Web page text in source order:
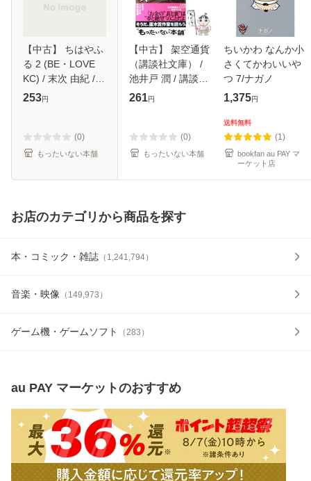
【中古】 ちはやふ
る 2 (BE・LOVE
KC) / 末次 由紀 /
講談社 [コミック]
253円
(0)
もったいない本舗
【中古】 架空通貨
（講談社文庫） /
池井戸 潤 / 講談社
[文庫]【メール便送
261円
(0)
もったいない本舗
ちいかわ なんか小
さくてかわいいや
つ 7/ナガノ
1,375円
送料無料
(1)
bookfan au PAY マ
ーケット店
お店のカテゴリから商品を探す
本・コミック・雑誌 （ 1,241,794）
音楽・映像 （ 149,973 ）
ゲーム機・ゲームソフト （283 ）
au PAY マーケットのおすすめ